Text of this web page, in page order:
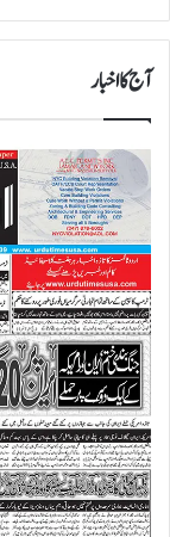
آج کا اخبار